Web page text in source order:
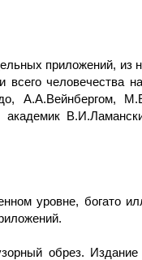
приложений, из
всего человечества
А.А.Вейнбергом,
уровне, богато
обрез.